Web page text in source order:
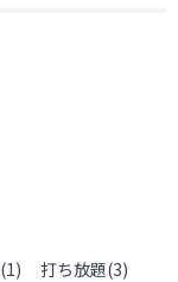
(1) 打ち放題(3)